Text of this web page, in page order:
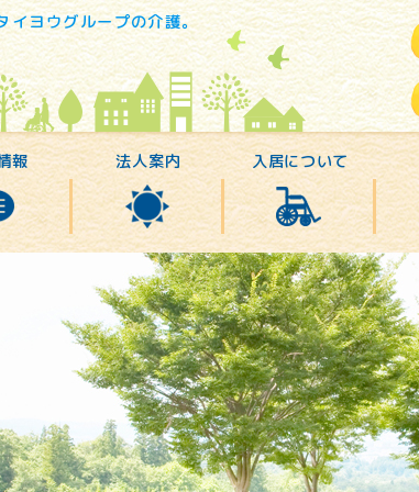
イヨウグループの介護。
報 法人案内 入居について